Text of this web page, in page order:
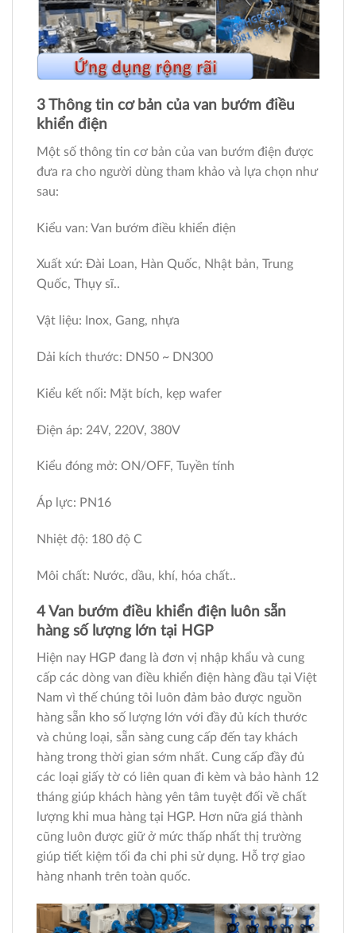
3 Thông tin cơ bản của van bướm điều
khiển điện
Một số thông tin cơ bản của van bướm điện được
đưa ra cho người dùng tham khảo và lựa chọn như
sau:
Kiểu van: Van bướm điều khiển điện
Xuất xứ: Đài Loan, Hàn Quốc, Nhật bản, Trung
Quốc, Thụy sĩ..
Vật liệu: Inox, Gang, nhựa
Dải kích thước: DN50 ~ DN300
Kiểu kết nối: Mặt bích, kẹp wafer
Điện áp: 24V, 220V, 380V
Kiểu đóng mở: ON/OFF, Tuyền tính
Áp lực: PN16
Nhiệt độ: 180 độ C
Môi chất: Nước, dầu, khí, hóa chất..
4 Van bướm điều khiển điện luôn sẵn
hàng số lượng lớn tại HGP
Hiện nay HGP đang là đơn vị nhập khẩu và cung
cấp các dòng van điều khiển điện hàng đầu tại Việt
Nam vì thế chúng tôi luôn đảm bảo được nguồn
hàng sẵn kho số lượng lớn với đầy đủ kích thước
và chủng loại, sẵn sàng cung cấp đến tay khách
hàng trong thời gian sớm nhất. Cung cấp đầy đủ
các loại giấy tờ có liên quan đi kèm và bảo hành 12
tháng giúp khách hàng yên tâm tuyệt đối về chất
lượng khi mua hàng tại HGP. Hơn nữa giá thành
cũng luôn được giữ ở mức thấp nhất thị trường
giúp tiết kiệm tối đa chi phi sử dụng. Hỗ trợ giao
hàng nhanh trên toàn quốc.